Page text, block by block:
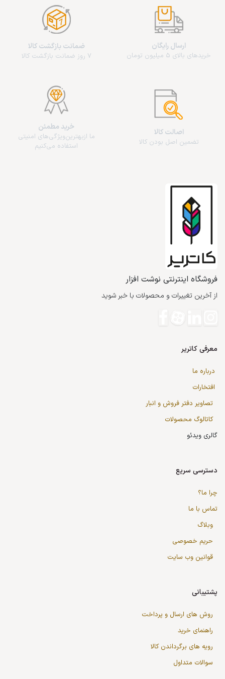
ارسال رایگان
خریدهای بالای 5 میلیون تومان
ضمانت بازگشت کالا
7 روز ضمانت بازگشت کالا
اصالت کالا
تضمین اصل بودن کالا
خرید مطمئن
ما از‌بهترین‌ویژگی‌های امنیتی
استفاده می‌کنیم
فروشگاه اینترنتی نوشت افزار
از آخرین تغییرات و محصولات با خبر شوید
معرفی کاتریر
درباره ما
افتخارات
تصاویر دفتر فروش و انبار
کاتالوگ محصولات
گالری ویدئو
دسترسی سریع
چرا ما؟
تماس با ما
وبلاگ
حریم خصوصی
قوانین وب سایت
پشتیبانی
روش های ارسال و پرداخت
راهنمای خرید
رویه های برگرداندن کالا
سوالات متداول